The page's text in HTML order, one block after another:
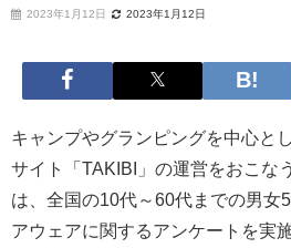
2023年1月12日 2023年1月12日
キャンプやグランピングを中心と
サイト「TAKIBI」の運営をおこな
は、全国の10代～60代までの男女
アウェアに関するアンケートを実